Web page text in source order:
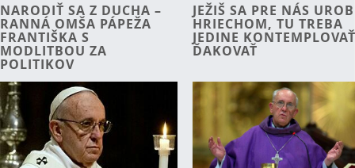
NARODIŤ SA Z DUCHA –
RANNÁ OMŠA PÁPEŽA
FRANTIŠKA S
MODLITBOU ZA
POLITIKOV
JEŽIŠ SA PRE NÁS
HRIECHOM, TU TREBA
JEDINE
ĎAKOVAŤ